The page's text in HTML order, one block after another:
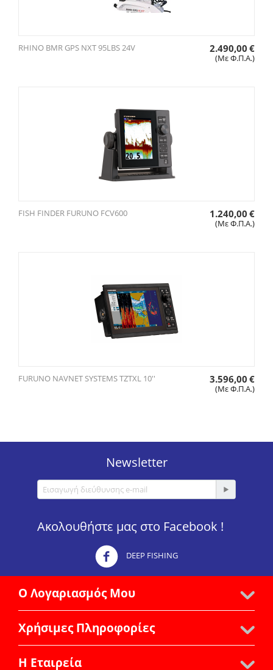
RHINO BMR GPS ΝΧΤ 95LBS 24V 2.490,00 €
(Με Φ.Π.Α.)
FISH FINDER FURUNO FCV600 1.240,00 €
(Με Φ.Π.Α.)
FURUNO NAVNET SYSTEMS TZTXL 10'' 3.596,00 €
(Με Φ.Π.Α.)
Newsletter
Ακολουθήστε μας στο Facebook !
DEEP FISHING
Ο Λογαριασμός Μου
Χρήσιμες Πληροφορίες
Η Εταιρεία